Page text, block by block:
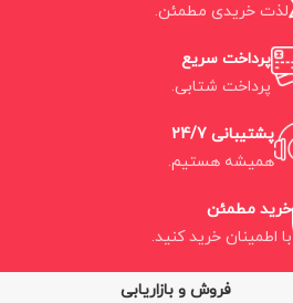
لذت خریدی مطمئن.
پرداخت سریع
پرداخت شتابی.
پشتیبانی 24/7
همیشه هستیم.
خرید مطمئن
با اطمینان خرید کنید.
فروش و بازاریابی